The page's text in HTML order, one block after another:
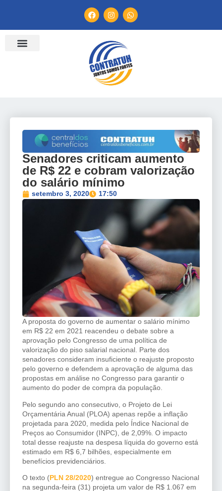
Senadores criticam aumento
de R$ 22 e cobram valorização
do salário mínimo
setembro 3, 2020 17:50
A proposta do governo de aumentar o salário mínimo
em R$ 22 em 2021 reacendeu o debate sobre a
aprovação pelo Congresso de uma política de
valorização do piso salarial nacional. Parte dos
senadores consideram insuficiente o reajuste proposto
pelo governo e defendem a aprovação de alguma das
propostas em análise no Congresso para garantir o
aumento do poder de compra da população.
Pelo segundo ano consecutivo, o Projeto de Lei
Orçamentária Anual (PLOA) apenas repõe a inflação
projetada para 2020, medida pelo Índice Nacional de
Preços ao Consumidor (INPC), de 2,09%. O impacto
total desse reajuste na despesa líquida do governo está
estimado em R$ 6,7 bilhões, especialmente em
benefícios previdenciários.
O texto (PLN 28/2020) entregue ao Congresso Nacional
na segunda-feira (31) projeta um valor de R$ 1.067 em